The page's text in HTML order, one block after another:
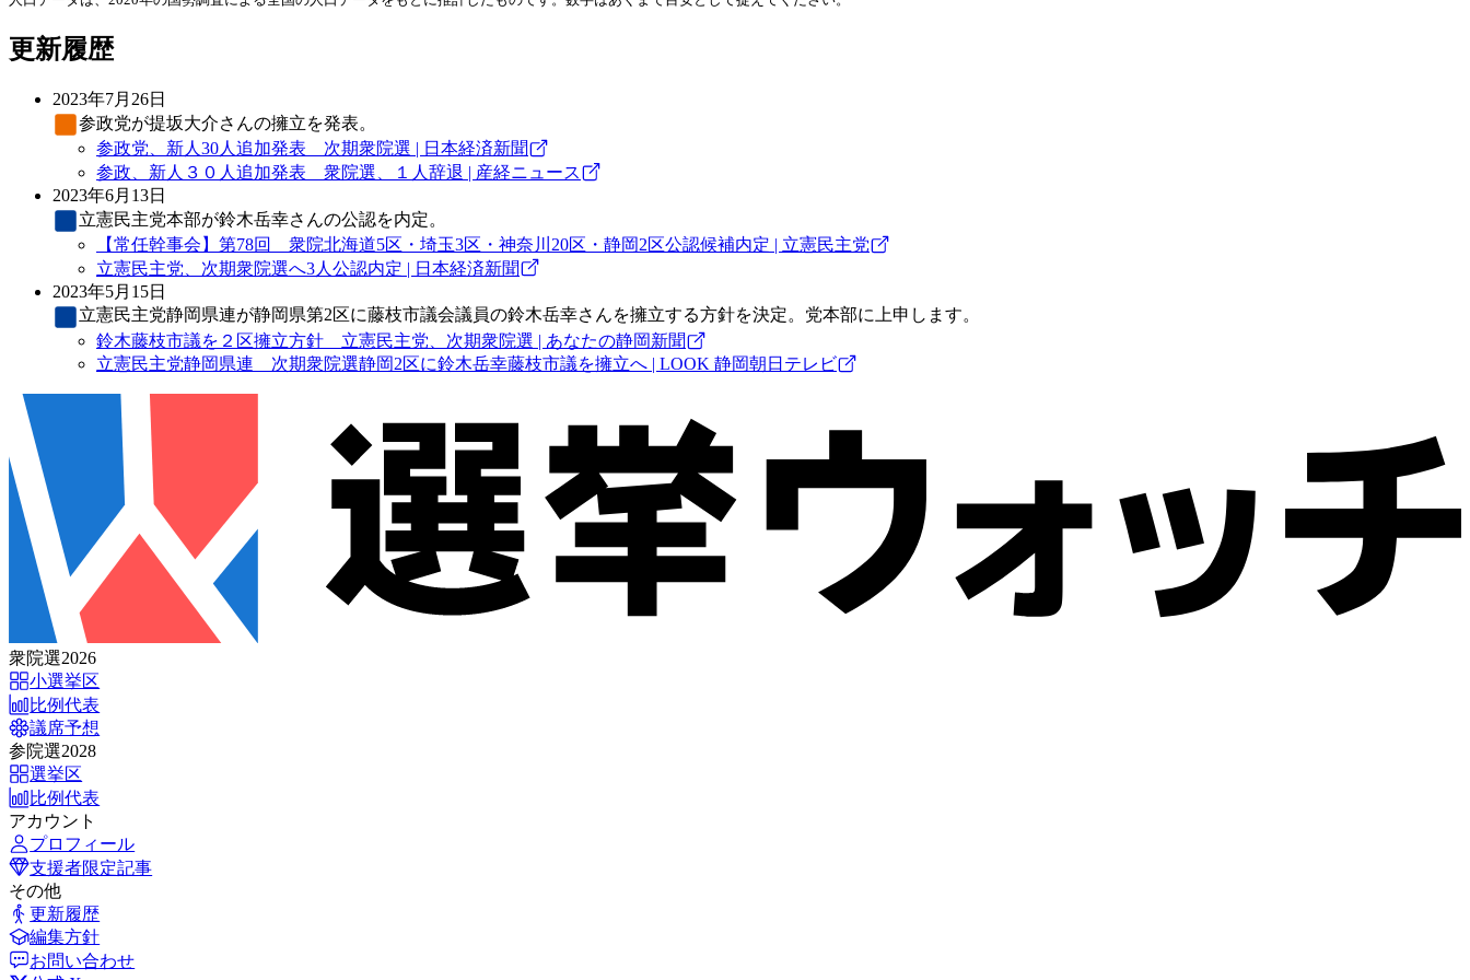
更新履歴
2023年7月26日
参政党が提坂大介さんの擁立を発表。
参政党、新人30人追加発表 次期衆院選 | 日本経済新聞
参政、新人３０人追加発表 衆院選、１人辞退 | 産経ニュース
2023年6月13日
立憲民主党本部が鈴木岳幸さんの公認を内定。
【常任幹事会】第78回 衆院北海道5区・埼玉3区・神奈川20区・静岡2区公認候補内定 | 立憲民主党
立憲民主党、次期衆院選へ3人公認内定 | 日本経済新聞
2023年5月15日
立憲民主党静岡県連が静岡県第2区に藤枝市議会議員の鈴木岳幸さんを擁立する方針を決定。党本部に上申します。
鈴木藤枝市議を２区擁立方針 立憲民主党、次期衆院選 | あなたの静岡新聞
立憲民主党静岡県連 次期衆院選静岡2区に鈴木岳幸藤枝市議を擁立へ | LOOK 静岡朝日テレビ
衆院選2026
小選挙区
比例代表
議席予想
参院選2028
選挙区
比例代表
アカウント
プロフィール
支援者限定記事
その他
更新履歴
編集方針
お問い合わせ